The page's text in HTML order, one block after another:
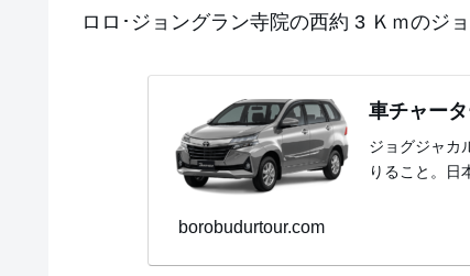
ロロ･ジョングラン寺院の西約 3 Ｋｍのジ
車チャー
ジョグジャカ
りること。日
borobudurtour.com